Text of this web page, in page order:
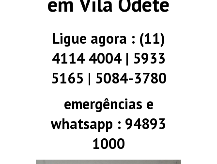
Ligue agora : (11)
4114 4004 | 5933
5165 | 5084-3780
emergências e
whatsapp : 94893
1000